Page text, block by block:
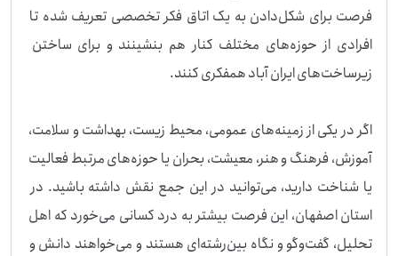
فرصت برای شکل‌دادن به یک اتاق فکر تخصصی تعریف شده تا
افرادی از حوزه‌های مختلف کنار هم بنشینند و برای ساختن
اگر در یکی از زمینه‌های عمومی، محیط زیست، بهداشت و سلامت،
آموزش، فرهنگ و هنر، معیشت، بحران یا حوزه‌های مرتبط فعالیت
یا شناخت دارید، می‌توانید در این جمع نقش داشته باشید. در
استان اصفهان، این فرصت بیشتر به درد کسانی می‌خورد که اهل
تحلیل، گفت‌وگو و نگاه بین‌رشته‌ای هستند و می‌خواهند دانش و